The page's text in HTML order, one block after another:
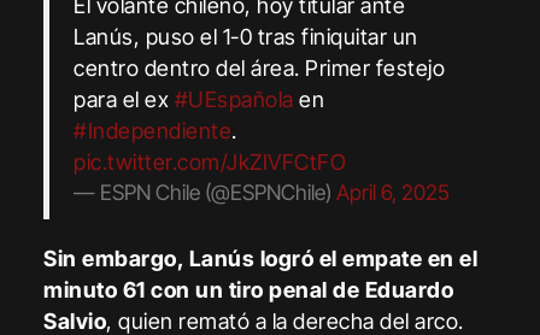
El volante chileno, hoy titular ante
Lanús, puso el 1-0 tras finiquitar un
centro dentro del área. Primer festejo
para el ex #UEspañola en
#Independiente.
pic.twitter.com/JkZIVFCtFO
— ESPN Chile (@ESPNChile)April 6, 2025
Sin embargo, Lanús logró el empate en el
minuto 61 con un tiro penal de Eduardo
Salvio, quien remató a la derecha del arco.